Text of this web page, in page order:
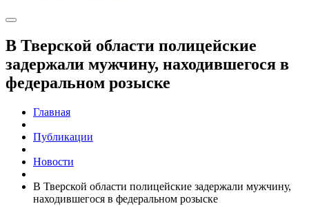
В Тверской области полицейские
задержали мужчину, находившегося в
федеральном розыске
Главная
Публикации
Новости
В Тверской области полицейские задержали мужчину,
находившегося в федеральном розыске